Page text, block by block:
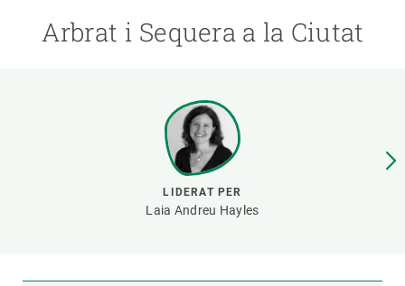
Arbrat i Sequera a la Ciutat
LIDERAT PER
Laia Andreu Hayles
CIÈNCIA EN ACCIÓ